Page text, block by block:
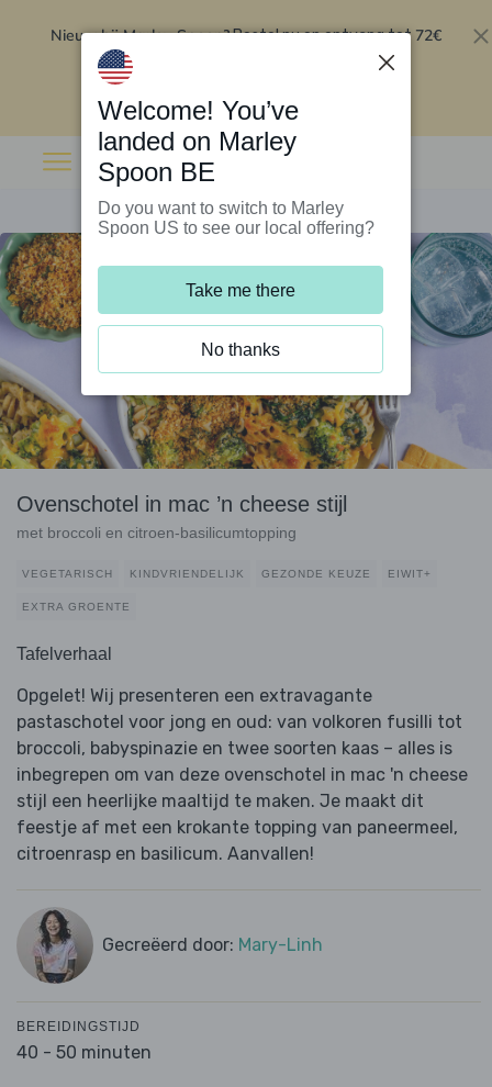
Nieuw bij Marley Spoon?Bestel nu en ontvang tot 72€
Ovenschotel in mac ’n cheese stijl
met broccoli en citroen-basilicumtopping
VEGETARISCH KINDVRIENDELIJK GEZONDE KEUZE EIWIT+
EXTRA GROENTE
Tafelverhaal
Opgelet! Wij presenteren een extravagante
pastaschotel voor jong en oud: van volkoren fusilli tot
broccoli, babyspinazie en twee soorten kaas – alles is
inbegrepen om van deze ovenschotel in mac 'n cheese
stijl een heerlijke maaltijd te maken. Je maakt dit
feestje af met een krokante topping van paneermeel,
citroenrasp en basilicum. Aanvallen!
Gecreëerd door: Mary-Linh
BEREIDINGSTIJD
40 - 50 minuten
Welcome! You’ve
landed on Marley
Spoon BE
Do you want to switch to Marley
Spoon US to see our local offering?
Take me there
No thanks